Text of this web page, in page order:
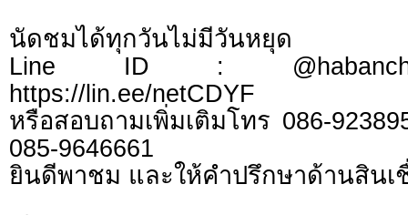
นัดชมได้ทุกวันไม่มีวันหยุด
Line ID :
https://lin.ee/netCDYF
หรือสอบถามเพิ่มเติมโทร 086-
085-9646661
ยินดีพาชม และให้คำปรึกษาด้านสินเ